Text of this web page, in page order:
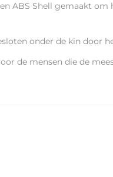
ABS Shell gemaakt
onder de kin door
de mensen die de